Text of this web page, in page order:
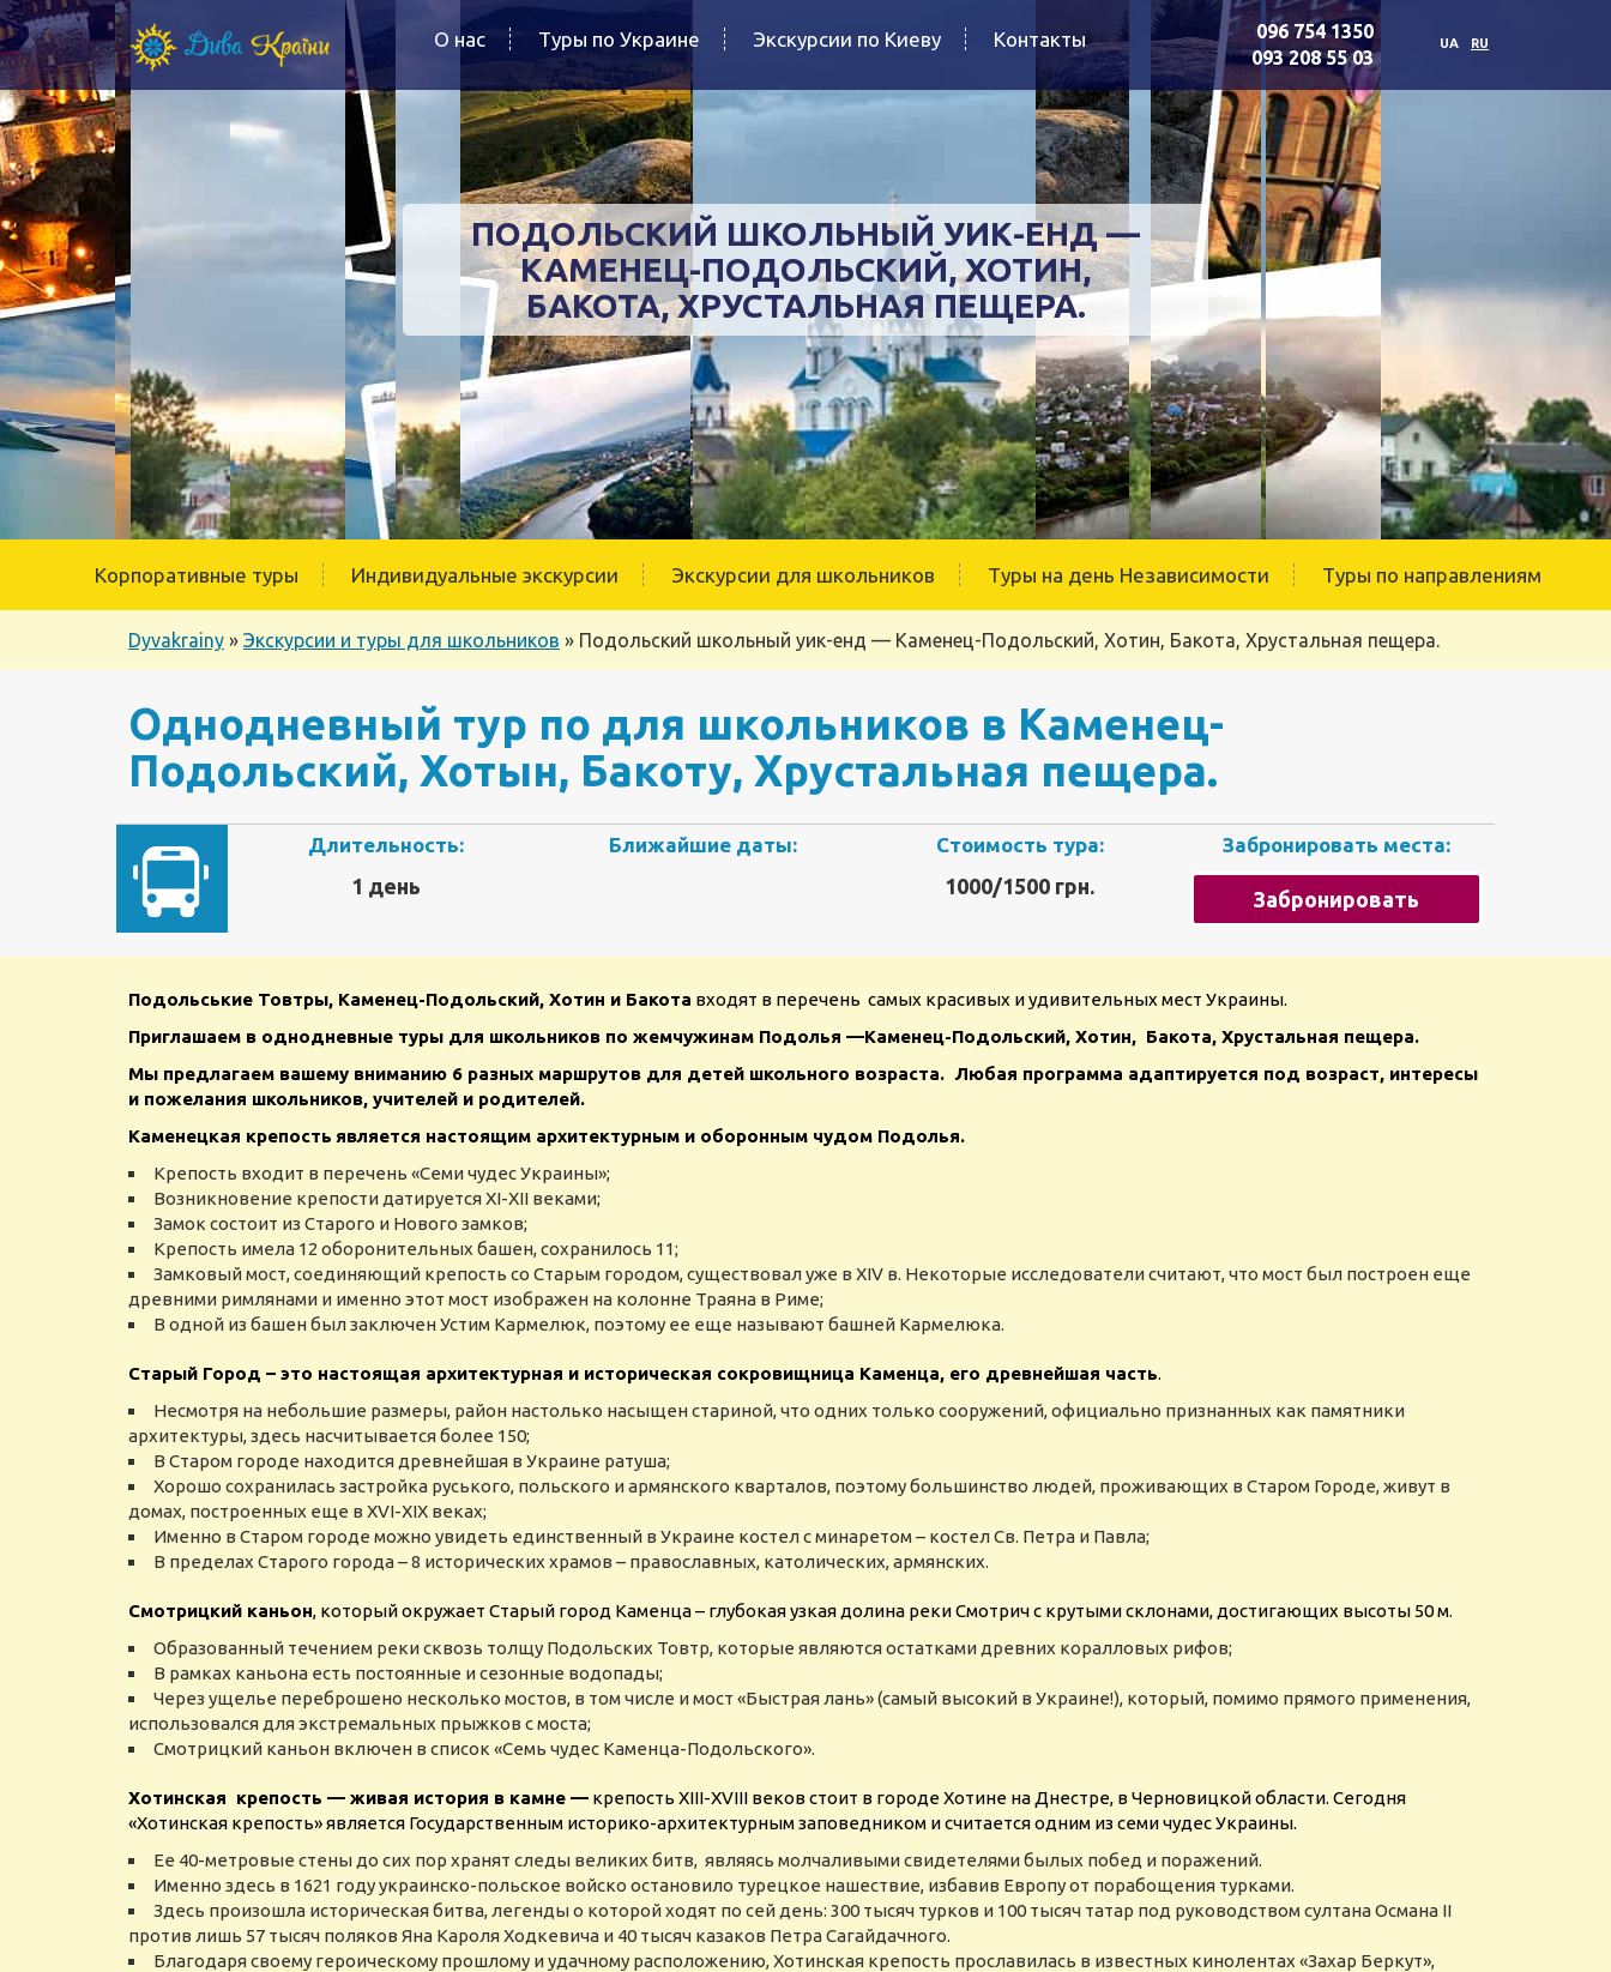
О нас Туры по Украине Экскурсии по Киеву Контакты
096 754 1350
093 208 55 03
UA RU
ПОДОЛЬСКИЙ ШКОЛЬНЫЙ УИК-ЕНД —
КАМЕНЕЦ-ПОДОЛЬСКИЙ, ХОТИН,
БАКОТА, ХРУСТАЛЬНАЯ ПЕЩЕРА.
Корпоративные туры Индивидуальные экскурсии Экскурсии для школьников Туры на день Независимости Туры по направлениям
Dyvakrainy » Экскурсии и туры для школьников » Подольский школьный уик-енд — Каменец-Подольский, Хотин, Бакота, Хрустальная пещера.
Однодневный тур по для школьников в Каменец-
Подольский, Хотын, Бакоту, Хрустальная пещера.
Длительность:
1 день
Ближайшие даты: Стоимость тура:
1000/1500 грн.
Забронировать места:
Забронировать
Подольськие Товтры, Каменец-Подольский, Хотин и Бакота входят в перечень самых красивых и удивительных мест Украины.
Приглашаем в однодневные туры для школьников по жемчужинам Подолья —Каменец-Подольский, Хотин, Бакота, Хрустальная пещера.
Мы предлагаем вашему вниманию 6 разных маршрутов для детей школьного возраста. Любая программа адаптируется под возраст, интересы
и пожелания школьников, учителей и родителей.
Каменецкая крепость является настоящим архитектурным и оборонным чудом Подолья.
Крепость входит в перечень «Семи чудес Украины»;
Возникновение крепости датируется XІ-XII веками;
Замок состоит из Старого и Нового замков;
Крепость имела 12 оборонительных башен, сохранилось 11;
Замковый мост, соединяющий крепость со Старым городом, существовал уже в XIV в. Некоторые исследователи считают, что мост был построен еще
древними римлянами и именно этот мост изображен на колонне Траяна в Риме;
В одной из башен был заключен Устим Кармелюк, поэтому ее еще называют башней Кармелюка.
Старый Город – это настоящая архитектурная и историческая сокровищница Каменца, его древнейшая часть.
Несмотря на небольшие размеры, район настолько насыщен стариной, что одних только сооружений, официально признанных как памятники
архитектуры, здесь насчитывается более 150;
В Старом городе находится древнейшая в Украине ратуша;
Хорошо сохранилась застройка руського, польского и армянского кварталов, поэтому большинство людей, проживающих в Старом Городе, живут в
домах, построенных еще в XVI-XIX веках;
Именно в Старом городе можно увидеть единственный в Украине костел с минаретом – костел Св. Петра и Павла;
В пределах Старого города – 8 исторических храмов – православных, католических, армянских.
Смотрицкий каньон, который окружает Старый город Каменца – глубокая узкая долина реки Смотрич с крутыми склонами, достигающих высоты 50 м.
Образованный течением реки сквозь толщу Подольских Товтр, которые являются остатками древних коралловых рифов;
В рамках каньона есть постоянные и сезонные водопады;
Через ущелье переброшено несколько мостов, в том числе и мост «Быстрая лань» (самый высокий в Украине!), который, помимо прямого применения,
использовался для экстремальных прыжков с моста;
Смотрицкий каньон включен в список «Семь чудес Каменца-Подольского».
Хотинская крепость — живая история в камне — крепость XIII-XVIII веков стоит в городе Хотине на Днестре, в Черновицкой области. Сегодня
«Хотинская крепость» является Государственным историко-архитектурным заповедником и считается одним из семи чудес Украины.
Ее 40-метровые стены до сих пор хранят следы великих битв, являясь молчаливыми свидетелями былых побед и поражений.
Именно здесь в 1621 году украинско-польское войско остановило турецкое нашествие, избавив Европу от порабощения турками.
Здесь произошла историческая битва, легенды о которой ходят по сей день: 300 тысяч турков и 100 тысяч татар под руководством султана Османа ІІ
против лишь 57 тысяч поляков Яна Кароля Ходкевича и 40 тысяч казаков Петра Сагайдачного.
Благодаря своему героическому прошлому и удачному расположению, Хотинская крепость прославилась в известных кинолентах «Захар Беркут»,